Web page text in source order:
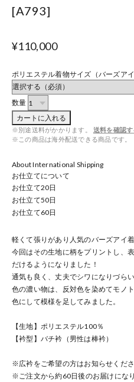
[A793]
¥110,000
ポリエステル着物サイズ（バーズアイ
数量
カートに入れる
※別途送料がかかります。
送料を確認す
※この商品は海外配送できる商品です。
About International Shipping
お仕立てについて
お仕立て20日
お仕立て50日
お仕立て60日
軽くて張りがあり人気のバーズアイ着
今回はその生地に柄をプリントし、
だけるようになりました！
通気も良く、丈夫でシワになりづら
色の濃い物は、反対色を染めてモノ
色にして模様を足してみました。
【生地】ポリエステル100％
【衿型】バチ衿（男性は棒衿）
※広衿をご希望の方はお知らせくださ
※ご注文から約60日後のお届けになり